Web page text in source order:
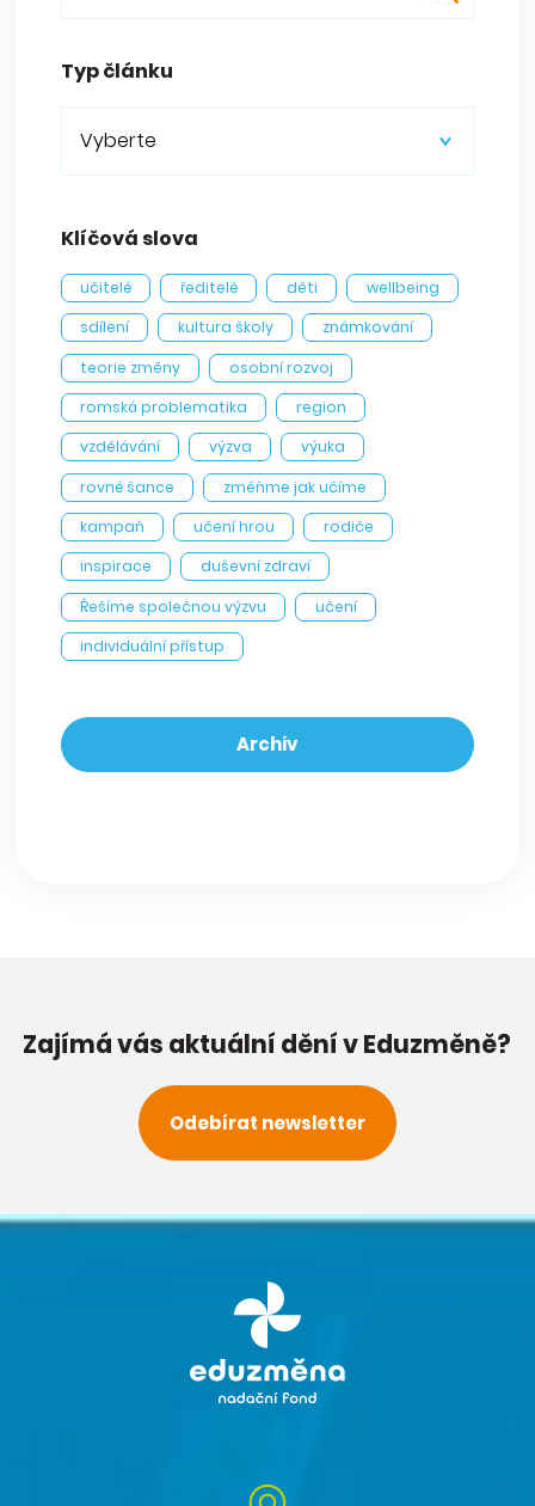
Typ článku
Vyberte
Klíčová slova
učitelé ředitelé děti
wellbeing
sdílení
kultura školy
známkování
teorie změny
osobní rozvoj
romská problematika
region
vzdělávání
výzva
výuka
rovné šance
změňme jak učíme
kampaň
učení hrou
rodiče
inspirace
duševní zdraví
Řešíme společnou výzvu
učení
individuální přístup
Archiv
Zajímá vás aktuální dění v Eduzměně?
Odebírat newsletter